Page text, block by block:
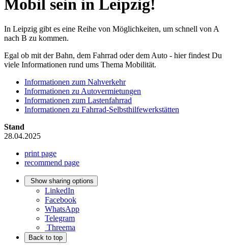
Mobil sein in Leipzig!
In Leipzig gibt es eine Reihe von Möglichkeiten, um schnell von A
nach B zu kommen.
Egal ob mit der Bahn, dem Fahrrad oder dem Auto - hier findest Du
viele Informationen rund ums Thema Mobilität.
Informationen zum Nahverkehr
Informationen zu Autovermietungen
Informationen zum Lastenfahrrad
Informationen zu Fahrrad-Selbsthilfewerkstätten
Stand
28.04.2025
print page
recommend page
Show sharing options
LinkedIn
Facebook
WhatsApp
Telegram
Threema
Back to top